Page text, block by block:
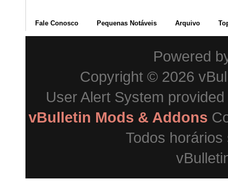
Fale Conosco Pequenas Notáveis Arquivo
Powered
Copyright © 2026
User Alert System
vBulletin Mods & Addons
Todos